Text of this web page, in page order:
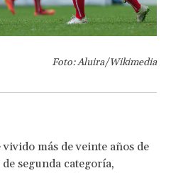
Foto: Aluira/Wikimedia
más de veinte años de
segunda categoría,